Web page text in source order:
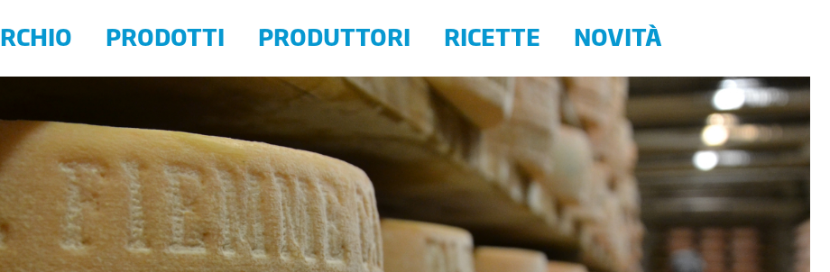
Qualità
certificati
PRODOTTI
Burro
Yogurt
Mele
Carni e salumi
PRODUTTORI
Anselmi - La bottega del Pinelo
As.T.A.
Astro
Ballardini Carni
Birrificio Comparsa
Botteri Carni
Concast - Trentingrana
Cons. Ortofrutticolo Val di Gresta
Consorzio La Trentina
Consorzio Melinda
RICETTE NOVITÀ
Curiosità sui prodotti
Campagna 2018 - 2019
Latte Trento - Il "meglio di Noi"